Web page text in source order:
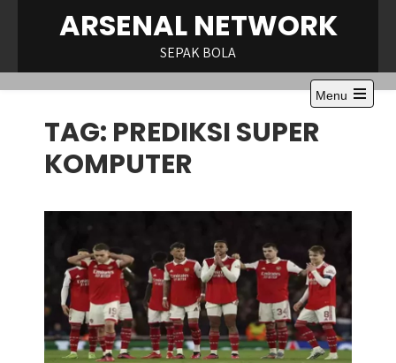
ARSENAL NETWORK
SEPAK BOLA
Menu
Open
TAG: PREDIKSI SUPER
KOMPUTER